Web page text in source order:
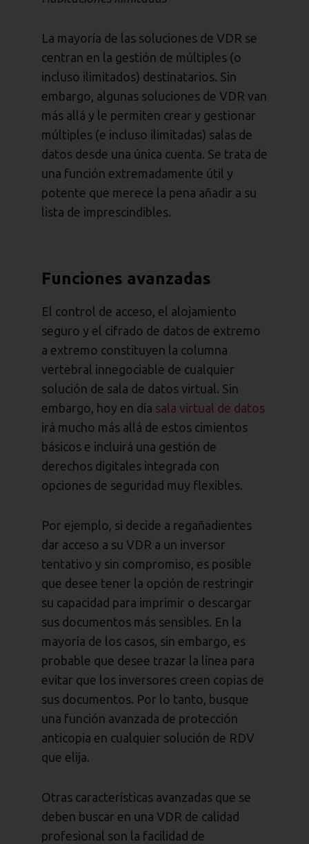
La mayoría de las soluciones de VDR se
centran en la gestión de múltiples (o
incluso ilimitados) destinatarios. Sin
embargo, algunas soluciones de VDR van
más allá y le permiten crear y gestionar
múltiples (e incluso ilimitadas) salas de
datos desde una única cuenta. Se trata de
una función extremadamente útil y
potente que merece la pena añadir a su
lista de imprescindibles.
Funciones avanzadas
El control de acceso, el alojamiento
seguro y el cifrado de datos de extremo
a extremo constituyen la columna
vertebral innegociable de cualquier
solución de sala de datos virtual. Sin
embargo, hoy en día sala virtual de datos
irá mucho más allá de estos cimientos
básicos e incluirá una gestión de
derechos digitales integrada con
opciones de seguridad muy flexibles.
Por ejemplo, si decide a regañadientes
dar acceso a su VDR a un inversor
tentativo y sin compromiso, es posible
que desee tener la opción de restringir
su capacidad para imprimir o descargar
sus documentos más sensibles. En la
mayoría de los casos, sin embargo, es
probable que desee trazar la línea para
evitar que los inversores creen copias de
sus documentos. Por lo tanto, busque
una función avanzada de protección
anticopia en cualquier solución de RDV
que elija.
Otras características avanzadas que se
deben buscar en una VDR de calidad
profesional son la facilidad de